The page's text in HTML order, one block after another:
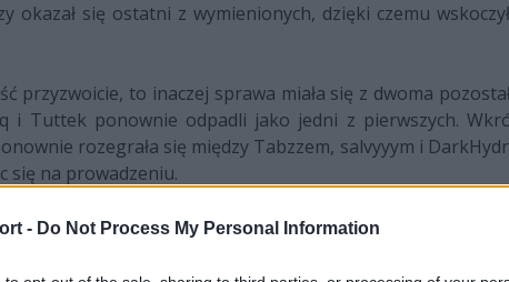
- Do Not Process My Personal Information
okazał się ostatni z wymienionych, dzięki czemu
przyzwoicie, to inaczej sprawa miała się z dwoma
i Tuttek ponownie odpadli jako jedni z pierwszych.
rozegrała się między Tabzzem, salvyyym i
się na prowadzeniu.